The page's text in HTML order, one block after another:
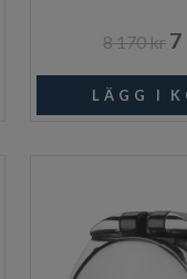
8 170 kr 7